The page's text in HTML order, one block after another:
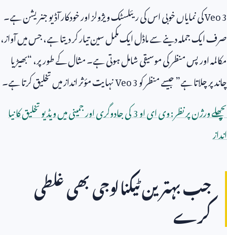
Veo 3کی نمایاں خوبی اس کی ریئلسٹک ویژولز اور خودکار آڈیو جنریشن ہے۔
صرف ایک جملہ دینے سے ماڈل ایک مکمل سین تیار کر دیتا ہے، جس میں آواز،
مکالمہ اور پس منظر کی موسیقی شامل ہوتی ہے۔ مثال کے طور پر، “بھیڑیا
چاند پر چلاتا ہے” جیسے منظر کوVeo 3نہایت مؤثر انداز میں تخلیق کرتا ہے۔
پچھلے ورژن پر نظر: وی ای او3کی جادوگری اور جمینی میں ویڈیو تخلیق کا نیا
انداز
جب بہترین ٹیکنالوجی بھی غلطی
کرے